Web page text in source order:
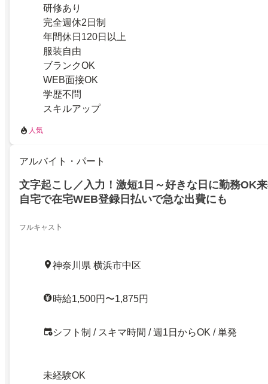
研修あり
完全週休2日制
年間休日120日以上
服装自由
ブランクOK
WEB面接OK
学歴不問
スキルアップ
人気
アルバイト・パート
文字起こし／入力！激短1日～好きな日に勤務OK
自宅で在宅WEB登録日払いで急な出費にも
フルキャス卜
神奈川県 横浜市中区
時給1,500円〜1,875円
シフト制 / スキマ時間 / 週1日からOK / 単発
未経験OK